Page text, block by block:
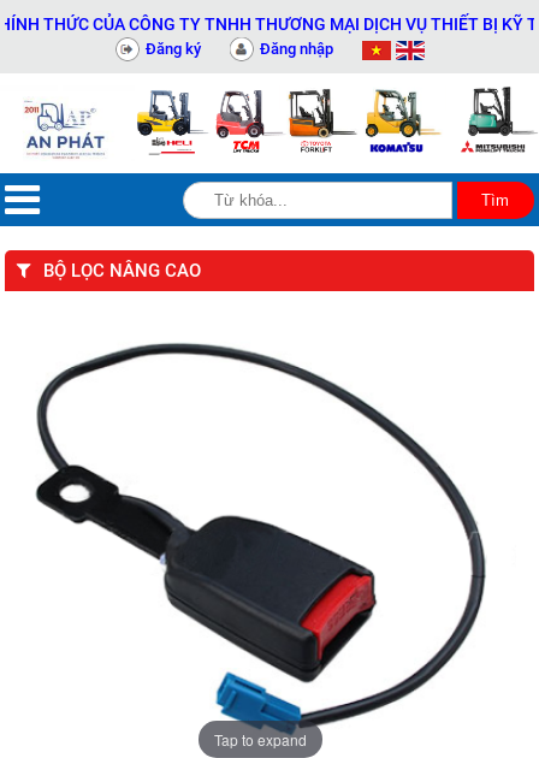
THỨC CỦA CÔNG TY TNHH THƯƠNG MẠI DỊCH VỤ THIẾT BỊ KỸ
Đăng ký Đăng nhập
BỘ LỌC NÂNG CAO
Tap to expand